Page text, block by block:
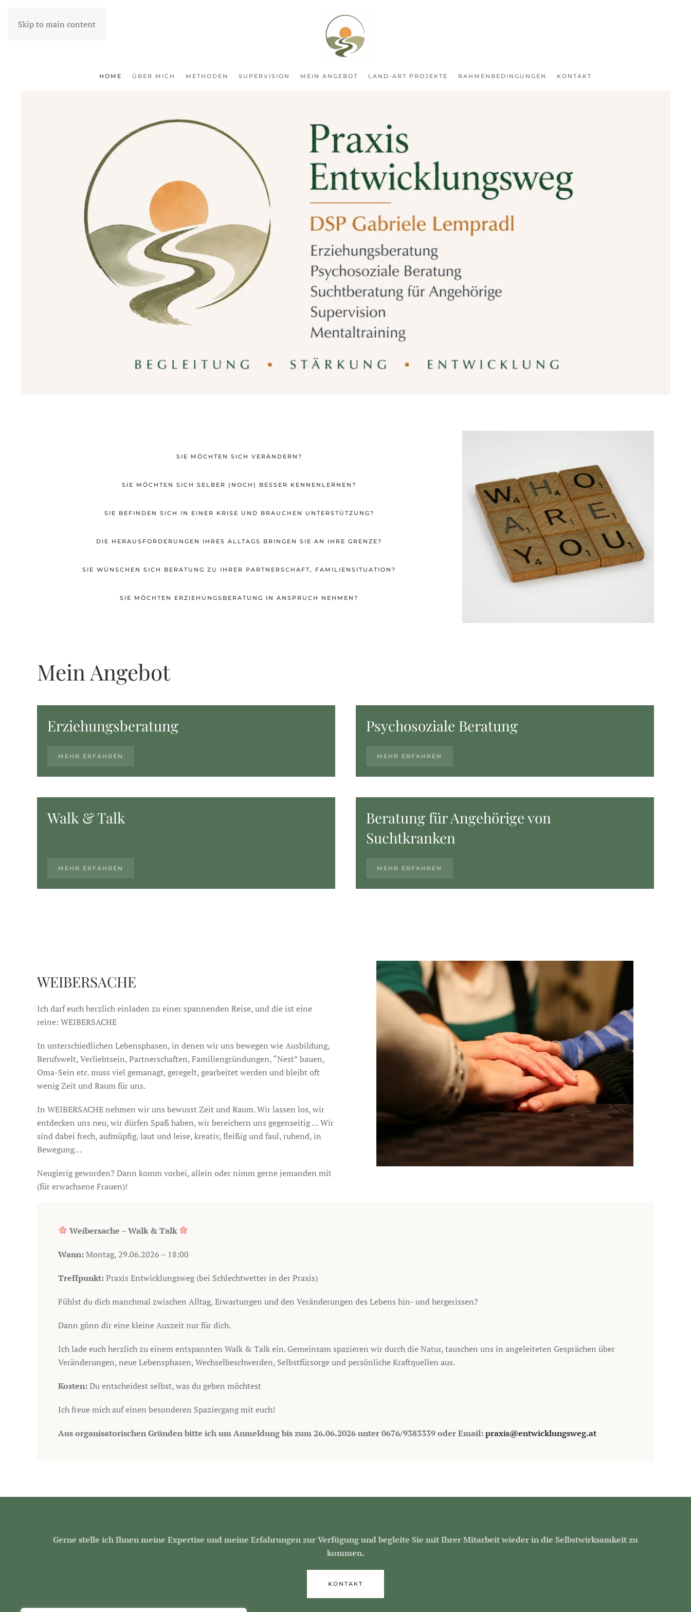
Skip to main content
HOME ÜBER MICH METHODEN SUPERVISION MEIN ANGEBOT LAND-ART PROJEKTE RAHMENBEDINGUNGEN KONTAKT
SIE MÖCHTEN SICH VERÄNDERN?
SIE MÖCHTEN SICH SELBER (NOCH) BESSER KENNENLERNEN?
SIE BEFINDEN SICH IN EINER KRISE UND BRAUCHEN UNTERSTÜTZUNG?
DIE HERAUSFORDERUNGEN IHRES ALLTAGS BRINGEN SIE AN IHRE GRENZE?
SIE WÜNSCHEN SICH BERATUNG ZU IHRER PARTNERSCHAFT, FAMILIENSITUATION?
SIE MÖCHTEN ERZIEHUNGSBERATUNG IN ANSPRUCH NEHMEN?
Mein Angebot
Erziehungsberatung
MEHR ERFAHREN
Psychosoziale Beratung
MEHR ERFAHREN
Walk & Talk
MEHR ERFAHREN
Beratung für Angehörige von
Suchtkranken
MEHR ERFAHREN
WEIBERSACHE
Ich darf euch herzlich einladen zu einer spannenden Reise, und die ist eine
reine: WEIBERSACHE
In unterschiedlichen Lebensphasen, in denen wir uns bewegen wie Ausbildung,
Berufswelt, Verliebtsein, Partnerschaften, Familiengründungen, “Nest” bauen,
Oma-Sein etc. muss viel gemanagt, geregelt, gearbeitet werden und bleibt oft
wenig Zeit und Raum für uns.
In WEIBERSACHE nehmen wir uns bewusst Zeit und Raum. Wir lassen los, wir
entdecken uns neu, wir dürfen Spaß haben, wir bereichern uns gegenseitig … Wir
sind dabei frech, aufmüpfig, laut und leise, kreativ, fleißig und faul, ruhend, in
Bewegung…
Neugierig geworden? Dann komm vorbei, allein oder nimm gerne jemanden mit
(für erwachsene Frauen)!
Weibersache – Walk & Talk
Wann:Montag, 29.06.2026 – 18:00
Treffpunkt:Praxis Entwicklungsweg (bei Schlechtwetter in der Praxis)
Fühlst du dich manchmal zwischen Alltag, Erwartungen und den Veränderungen des Lebens hin- und hergerissen?
Dann gönn dir eine kleine Auszeit nur für dich.
Ich lade euch herzlich zu einem entspannten Walk & Talk ein. Gemeinsam spazieren wir durch die Natur, tauschen uns in angeleiteten Gesprächen über
Veränderungen, neue Lebensphasen, Wechselbeschwerden, Selbstfürsorge und persönliche Kraftquellen aus.
Kosten:Du entscheidest selbst, was du geben möchtest
Ich freue mich auf einen besonderen Spaziergang mit euch!
Aus organisatorischen Gründen bitte ich um Anmeldung bis zum 26.06.2026 unter 0676/9383339 oder Email:praxis@entwicklungsweg.at
Gerne stelle ich Ihnen meine Expertise und meine Erfahrungen zur Verfügung und begleite Sie mit Ihrer Mitarbeit wieder in die Selbstwirksamkeit zu
kommen.
KONTAKT